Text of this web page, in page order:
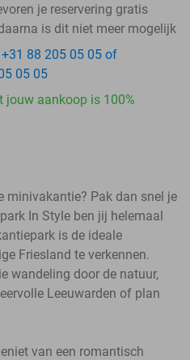
je reservering gratis
is dit niet meer mogelijk
88 205 05 05 of
05 05
jouw aankoop is 100%
minivakantie? Pak dan snel je
In Style ben jij helemaal
is de ideale
Friesland te verkennen.
wandeling door de natuur,
Leeuwarden of plan
van een romantisch